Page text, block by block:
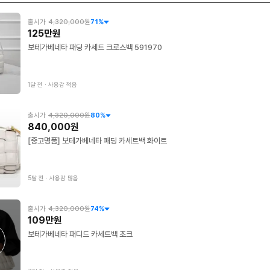
출시가 4,320,000원71%
125만원
보테가베네타 패딩 카세트 크로스백 591970
1달 전 ∙ 사용감 적음
출시가 4,320,000원80%
840,000원
[중고명품] 보테가베네타 패딩 카세트백 화이트
5달 전 ∙ 사용감 많음
출시가 4,320,000원74%
109만원
보테가베네타 패디드 카세트백 초크